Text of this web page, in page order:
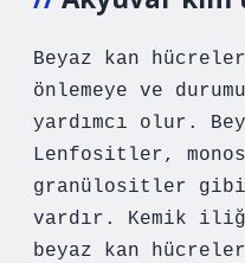
Beyaz kan
önlemeye ve
yardımcı olur.
Lenfositler,
granülositler
vardır. Kemik
beyaz kan